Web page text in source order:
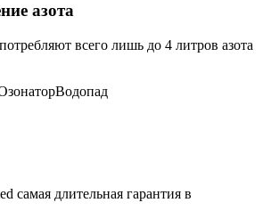
азота
всего лишь до 4 литров азота
Водопад
самая длительная гарантия в